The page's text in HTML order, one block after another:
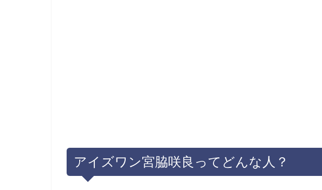
アイズワン宮脇咲良ってどんな人？